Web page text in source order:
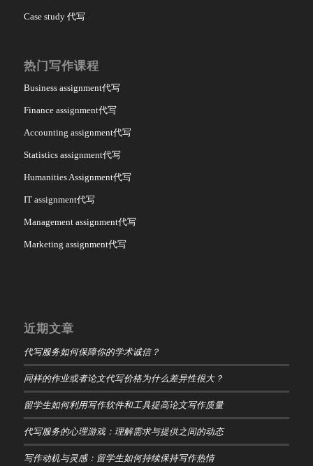
Case study 代写
热门写作课程
Business assignment代写
Finance assignment代写
Accounting assignment代写
Statistics assignment代写
Humanities Assignment代写
IT assignment代写
Management assignment代写
Marketing assignment代写
近期文章
代写服务如何保障你的学术诚信？
同样的作业或者论文代写价格为什么差异性很大？
留学生如何利用写作软件和工具提高论文写作质量
代写服务的心理游戏：理解需求与提供之间的动态
写作动机与灵感：留学生如何持续保持写作热情